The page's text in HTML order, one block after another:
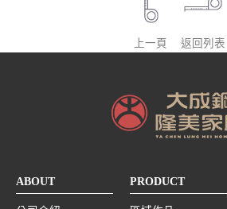
上一頁 返回列表
ABOUT PRODUCT